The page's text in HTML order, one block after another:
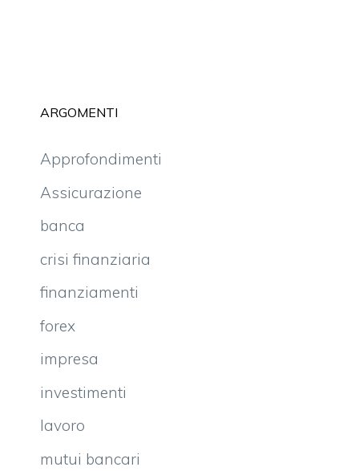
ARGOMENTI
Approfondimenti
Assicurazione
banca
crisi finanziaria
finanziamenti
forex
impresa
investimenti
lavoro
mutui bancari